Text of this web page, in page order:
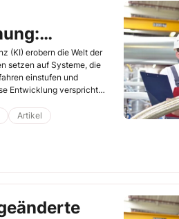
und mehr
(KI) erobern die Welt der
setzen auf Systeme, die
einstufen und
Entwicklung verspricht
Artikel